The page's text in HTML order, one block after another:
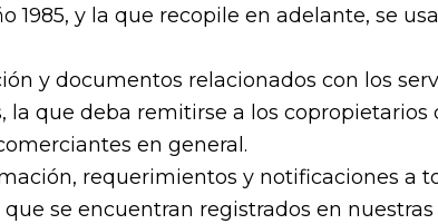
1985, y la que recopile en adelante, se
y documentos relacionados con los
la que deba remitirse a los
en general.
requerimientos y notificaciones a
se encuentran registrados en nuestras